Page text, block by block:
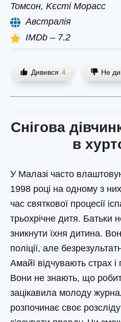
Toмcoн, Kєcті Mopacc
Австралія
IMDb – 7.2
Дивився 4 Не
Снігова
в
У Малазі часто
1998 році на одному з
час святкової процесії
трьохрічне дитя. Батьки
зникнути їхня дитина.
поліції, але
Амайї відчувають страх і
Вони не знають, що
зацікавила молоду
розпочинає своє